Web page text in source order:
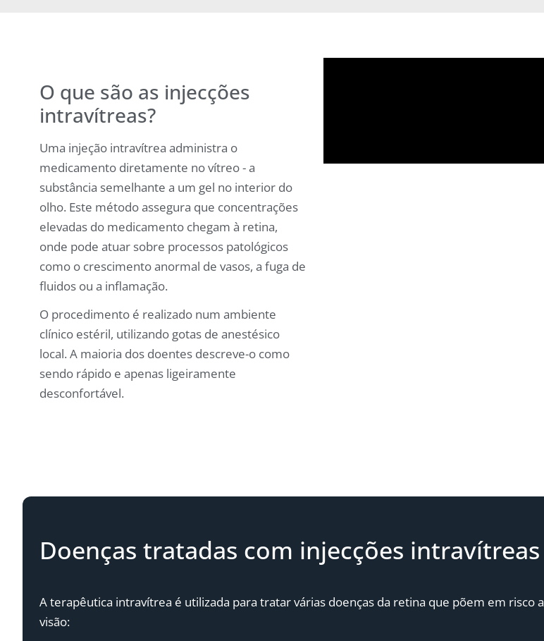
O que são as injecções
intravítreas?
Uma injeção intravítrea administra o
medicamento diretamente no vítreo - a
substância semelhante a um gel no interior do
olho. Este método assegura que concentrações
elevadas do medicamento chegam à retina,
onde pode atuar sobre processos patológicos
como o crescimento anormal de vasos, a fuga de
fluidos ou a inflamação.
O procedimento é realizado num ambiente
clínico estéril, utilizando gotas de anestésico
local. A maioria dos doentes descreve-o como
sendo rápido e apenas ligeiramente
desconfortável.
Doenças tratadas com injecções intravítreas
A terapêutica intravítrea é utilizada para tratar várias doenças da retina que põem em risco a
visão: